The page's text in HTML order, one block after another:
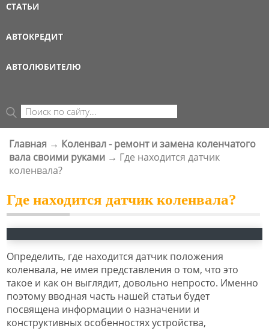
СТАТЬИ
АВТОКРЕДИТ
АВТОЛЮБИТЕЛЮ
ФОРМА ПОИСКА
Поиск
ВЫ ЗДЕСЬ
Главная → Коленвал - ремонт и замена коленчатого
вала своими руками → Где находится датчик
коленвала?
Где находится датчик коленвала?
Определить, где находится датчик положения
коленвала, не имея представления о том, что это
такое и как он выглядит, довольно непросто. Именно
поэтому вводная часть нашей статьи будет
посвящена информации о назначении и
конструктивных особенностях устройства,